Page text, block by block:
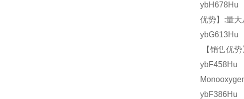
ybH678Hu
优势】:量
ybG613Hu
【销售优
ybF458Hu
ybF386Hu